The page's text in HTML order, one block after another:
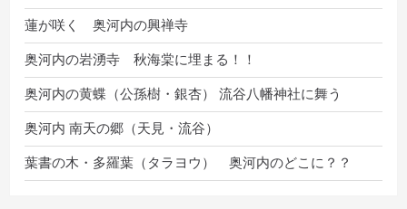
蓮が咲く 奥河内の興禅寺
奥河内の岩湧寺 秋海棠に埋まる！！
奥河内の黄蝶（公孫樹・銀杏） 流谷八幡神社に舞う
奥河内 南天の郷（天見・流谷）
葉書の木・多羅葉（タラヨウ） 奥河内のどこに？？